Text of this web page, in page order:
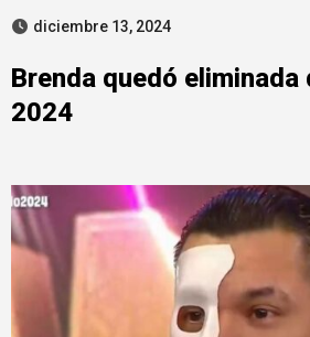
diciembre 13, 2024
Brenda quedó eliminada
2024